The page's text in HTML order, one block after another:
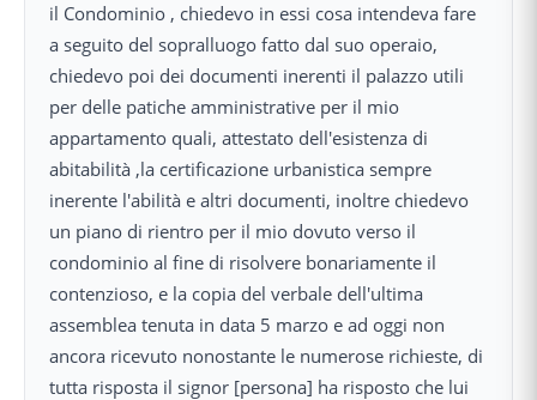
il Condominio , chiedevo in essi cosa intendeva fare
a seguito del sopralluogo fatto dal suo operaio,
chiedevo poi dei documenti inerenti il palazzo utili
per delle patiche amministrative per il mio
appartamento quali, attestato dell'esistenza di
abitabilità ,la certificazione urbanistica sempre
inerente l'abilità e altri documenti, inoltre chiedevo
un piano di rientro per il mio dovuto verso il
condominio al fine di risolvere bonariamente il
contenzioso, e la copia del verbale dell'ultima
assemblea tenuta in data 5 marzo e ad oggi non
ancora ricevuto nonostante le numerose richieste, di
tutta risposta il signor [persona] ha risposto che lui